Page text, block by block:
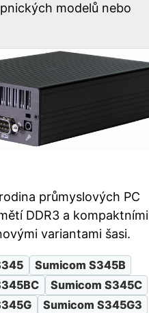
modelů nebo
průmyslových PC
DDR3 a kompaktními
variantami šasi.
Sumicom S345B
Sumicom S345C
Sumicom S345G3